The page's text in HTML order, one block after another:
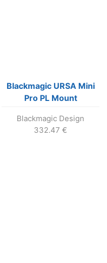
Blackmagic URSA Mini
Pro PL Mount
Blackmagic Design
332.47 €